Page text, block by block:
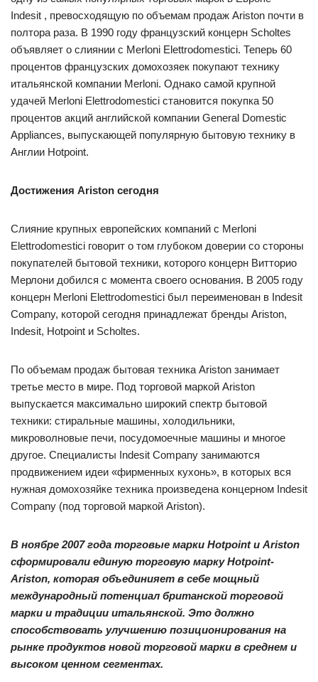
Indesit , превосходящую по объемам продаж Ariston почти в
полтора раза. В 1990 году французский концерн Scholtes
объявляет о слиянии с Merloni Elettrodomestici. Теперь 60
процентов французских домохозяек покупают технику
итальянской компании Merloni. Однако самой крупной
удачей Merloni Elettrodomestici становится покупка 50
процентов акций английской компании General Domestic
Appliances, выпускающей популярную бытовую технику в
Англии Hotpoint.
Достижения Ariston сегодня
Слияние крупных европейских компаний с Merloni
Elettrodomestici говорит о том глубоком доверии со стороны
покупателей бытовой техники, которого концерн Витторио
Мерлони добился с момента своего основания. В 2005 году
концерн Merloni Elettrodomestici был переименован в Indesit
Company, которой сегодня принадлежат бренды Ariston,
Indesit, Hotpoint и Scholtes.
По объемам продаж бытовая техника Ariston занимает
третье место в мире. Под торговой маркой Ariston
выпускается максимально широкий спектр бытовой
техники: стиральные машины, холодильники,
микроволновые печи, посудомоечные машины и многое
другое. Специалисты Indesit Company занимаются
продвижением идеи «фирменных кухонь», в которых вся
нужная домохозяйке техника произведена концерном Indesit
Company (под торговой маркой Ariston).
В ноябре 2007 года торговые марки Hotpoint и Ariston
сформировали единую торговую марку Hotpoint-
Ariston, которая объединияет в себе мощный
международный потенциал британской торговой
марки и традиции итальянской. Это должно
способствовать улучшению позиционирования на
рынке продуктов новой торговой марки в среднем и
высоком ценном сегментах.